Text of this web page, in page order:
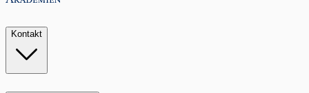
Kontakt